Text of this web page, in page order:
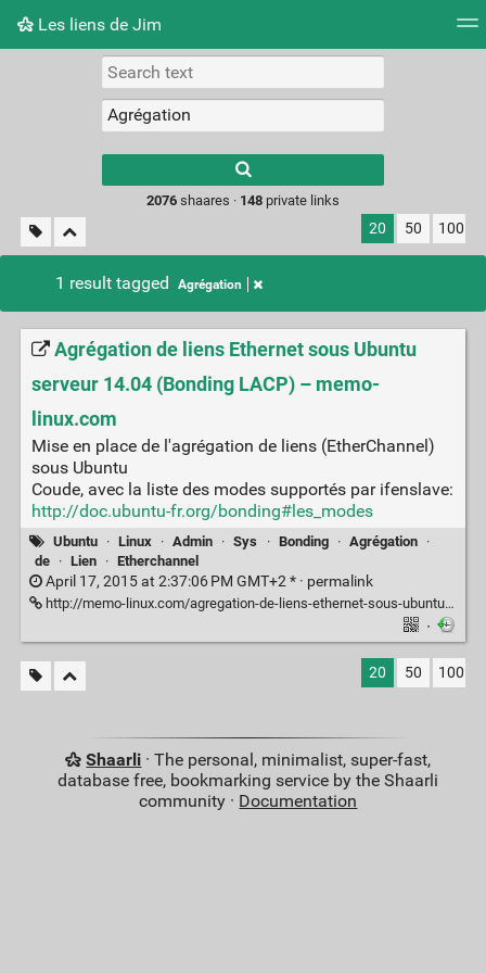
Les liens de Jim
Picture wall
results.
2076shaares · 148private links
20 50 100
1 result tagged Agrégation
Agrégation de liens Ethernet sous Ubuntu
serveur 14.04 (Bonding LACP) – memo-
linux.com
Mise en place de l'agrégation de liens (EtherChannel)
sous Ubuntu
Coude, avec la liste des modes supportés par ifenslave:
http://doc.ubuntu-fr.org/bonding#les_modes
Ubuntu · Linux · Admin · Sys · Bonding · Agrégation
·
de
· Lien · Etherchannel
April 17, 2015 at 2:37:06 PM GMT+2 * · permalink
http://memo-linux.com/agregation-de-liens-ethernet-sous-ubuntu-serveur-14-04-bonding-lacp/
·
20 50 100
Shaarli · The personal, minimalist, super-fast,
database free, bookmarking service by the Shaarli
community · Documentation